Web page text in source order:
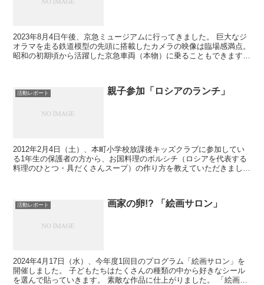
2023年8月4日午後、京急ミュージアムに行ってきました。 巨大なジ
オラマを走る鉄道模型の先頭に搭載したカメラの映像は臨場感満点。
昭和の初期頃から活躍した京急車両（本物）に乗ることもできます。
活動レポート 親子参加「ロシアのランチ」
2012年2月4日（土）、本町小学校放課後キッズクラブに参加してい
る1年生の保護者の方から、お国料理のボルシチ（ロシアを代表する
料理のひとつ・具だくさんスープ）の作り方を教えていただきまし
活動レポート 画家の卵!? 「絵画サロン」
2024年4月17日（水）、今年度1回目のプログラム「絵画サロン」を
開催しました。 子どもたちはたくさんの種類の中から好きなシール
を選んで貼っていきます。 素敵な作品に仕上がりました。 「絵画サ